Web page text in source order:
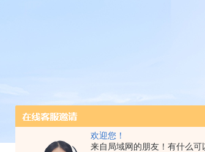
欢迎您！
来自局域网的朋友！有什么可